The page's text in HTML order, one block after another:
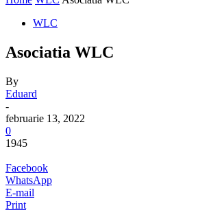
WLC
Asociatia WLC
By
Eduard
-
februarie 13, 2022
0
1945
Facebook
WhatsApp
E-mail
Print